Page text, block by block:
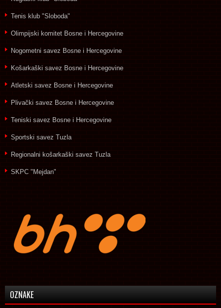
Tenis klub "Sloboda"
Olimpijski komitet Bosne i Hercegovine
Nogometni savez Bosne i Hercegovine
Košarkaški savez Bosne i Hercegovine
Atletski savez Bosne i Hercegovine
Plivački savez Bosne i Hercegovine
Teniski savez Bosne i Hercegovine
Sportski savez Tuzla
Regionalni košarkaški savez Tuzla
SKPC "Mejdan"
OZNAKE